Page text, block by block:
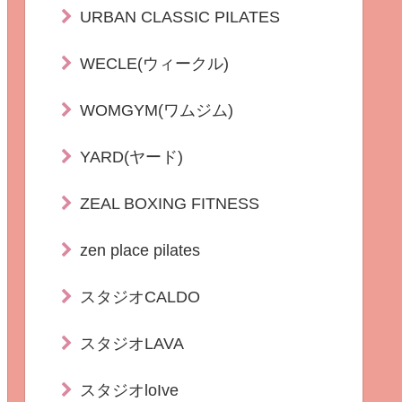
URBAN CLASSIC PILATES
WECLE(ウィークル)
WOMGYM(ワムジム)
YARD(ヤード)
ZEAL BOXING FITNESS
zen place pilates
スタジオCALDO
スタジオLAVA
スタジオloIve